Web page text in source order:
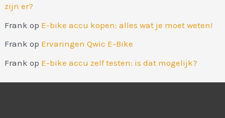
zijn er?
Frank op E-bike accu kopen: alles wat je moet weten!
Frank op Ervaringen Qwic E-Bike
Frank op E-bike accu zelf testen: is dat mogelijk?